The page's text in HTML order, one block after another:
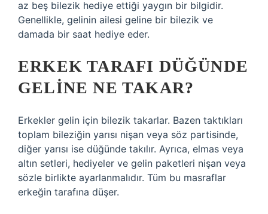
az beş bilezik hediye ettiği yaygın bir bilgidir.
Genellikle, gelinin ailesi geline bir bilezik ve
damada bir saat hediye eder.
ERKEK TARAFI DÜĞÜNDE
GELINE NE TAKAR?
Erkekler gelin için bilezik takarlar. Bazen taktıkları
toplam bileziğin yarısı nişan veya söz partisinde,
diğer yarısı ise düğünde takılır. Ayrıca, elmas veya
altın setleri, hediyeler ve gelin paketleri nişan veya
sözle birlikte ayarlanmalıdır. Tüm bu masraflar
erkeğin tarafına düşer.